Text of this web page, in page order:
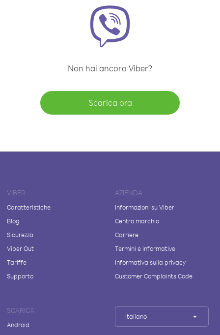
Non hai ancora Viber?
Scarica ora
VIBER
Caratteristiche
Blog
Sicurezza
Viber Out
Tariffe
Supporto
AZIENDA
Informazioni su Viber
Centro marchio
Carriere
Termini e informative
Informativa sulla privacy
Customer Complaints Code
SCARICA
Android
Italiano